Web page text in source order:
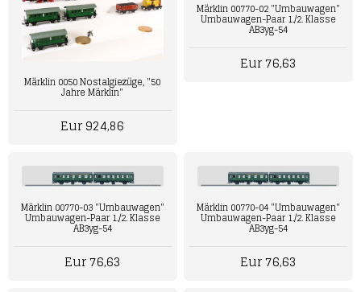
Märklin 0050 Nostalgiezüge, "50
Jahre Märklin"
Eur 924,86
Märklin 00770-02 "Umbauwagen"
Umbauwagen-Paar 1./2. Klasse
AB3yg-54
Eur 76,63
Märklin 00770-03 "Umbauwagen"
Umbauwagen-Paar 1./2. Klasse
AB3yg-54
Eur 76,63
Märklin 00770-04 "Umbauwagen"
Umbauwagen-Paar 1./2. Klasse
AB3yg-54
Eur 76,63